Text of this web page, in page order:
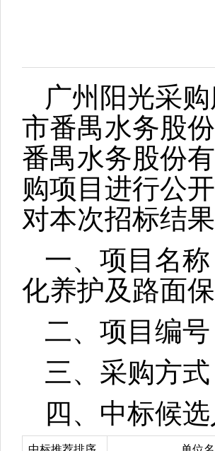
广州阳光采
市番禺水务股
番禺水务股份
购项目 进行公
对本次招标结
一、 项目名称
化养护及路面
二、项目编号
三、 采购方
四、中标候